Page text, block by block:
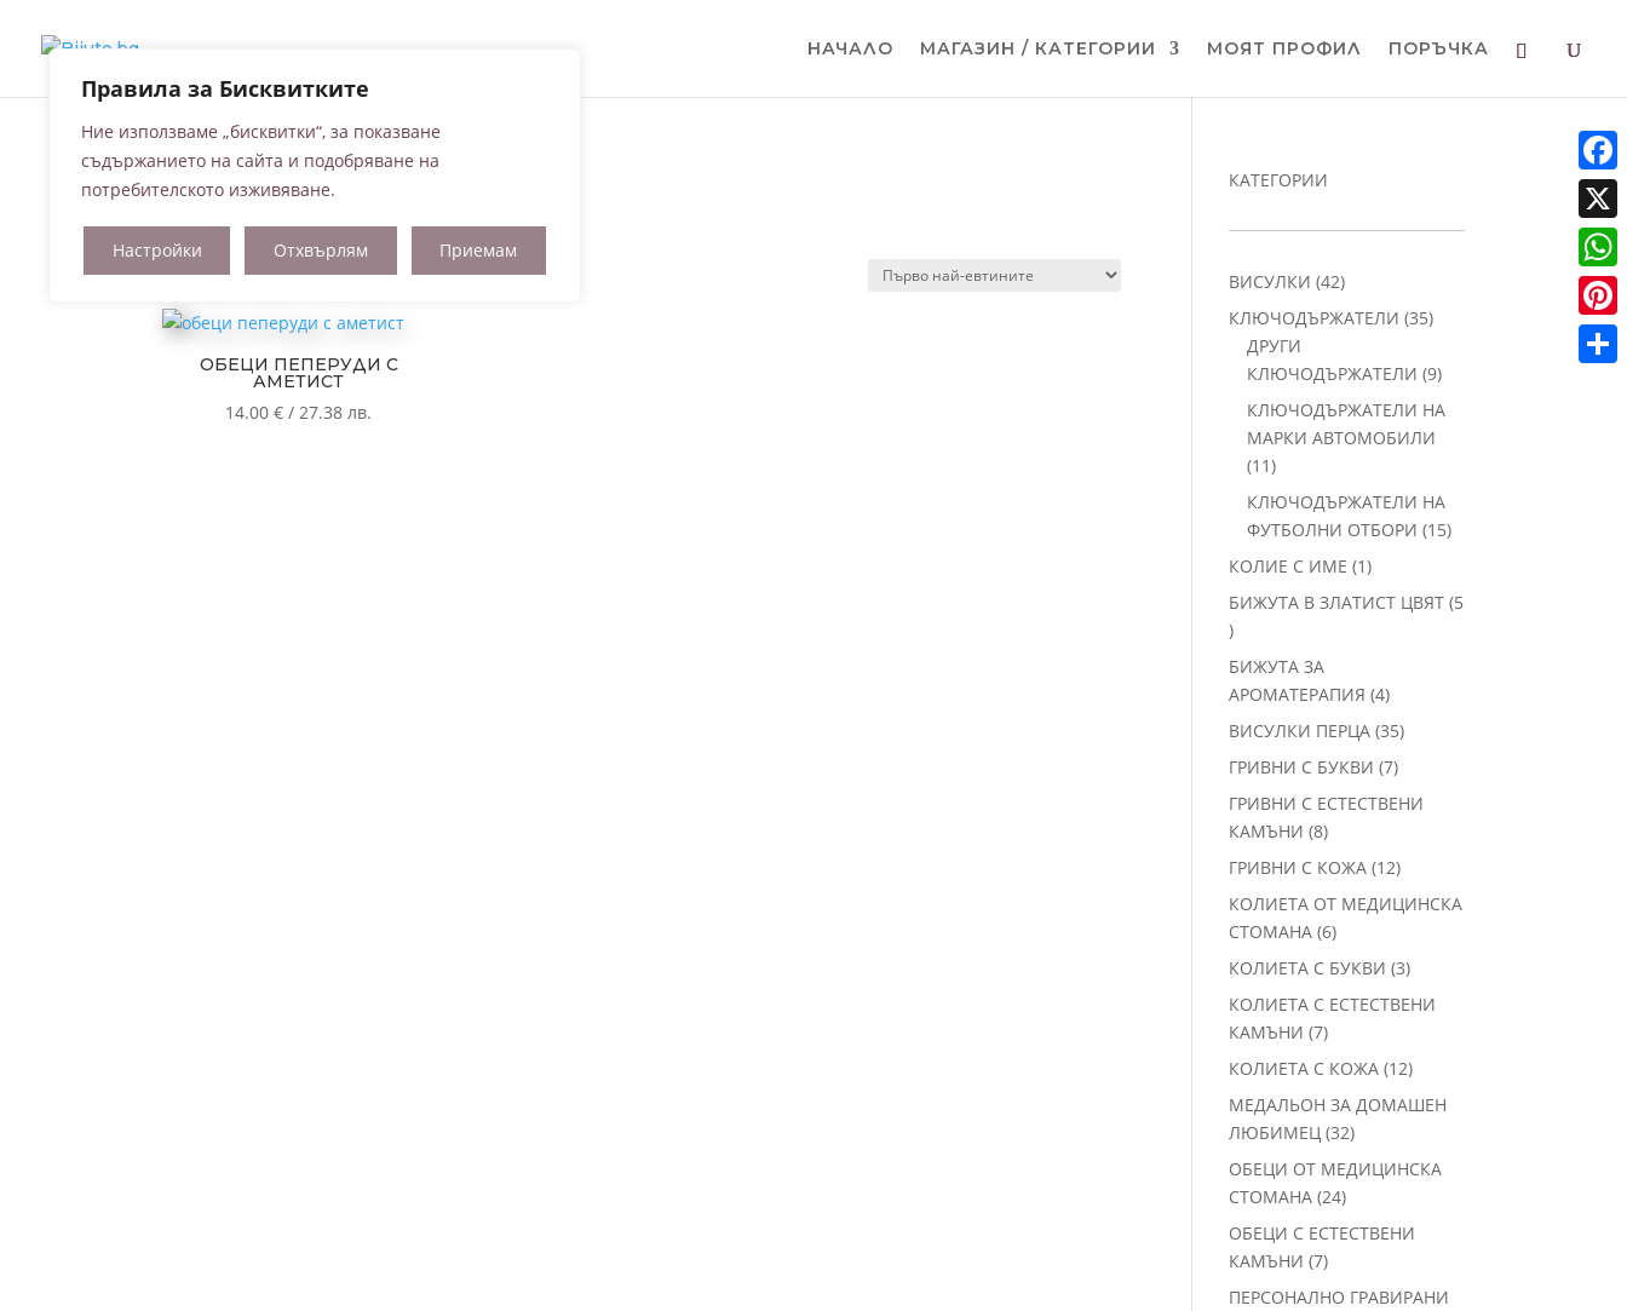
Правила за Бисквитките
Ние използваме „бисквитки“, за показване
съдържанието на сайта и подобряване на
потребителското изживяване.
Настройки Отхвърлям Приемам
НАЧАЛО МАГАЗИН / КАТЕГОРИИ МОЯТ ПРОФИЛ ПОРЪЧКА
обеци с аметист
Показване на единствения резултат
ОБЕЦИ ПЕПЕРУДИ С
АМЕТИСТ
14.00€ /27.38лв.
КАТЕГОРИИ
ВИСУЛКИ 4242
продукта
КЛЮЧОДЪРЖАТЕЛИ 3535
ДРУГИ
КЛЮЧОДЪРЖАТЕЛИ 99
продукта
КЛЮЧОДЪРЖАТЕЛИ НА
МАРКИ АВТОМОБИЛИ
1111
продукта
КЛЮЧОДЪРЖАТЕЛИ НА
ФУТБОЛНИ ОТБОРИ 1515
КОЛИЕ С ИМЕ 11
продукт
БИЖУТА В ЗЛАТИСТ ЦВЯТ 5
5
продукта
БИЖУТА ЗА
АРОМАТЕРАПИЯ 44
продукта
ВИСУЛКИ ПЕРЦА 3535
ГРИВНИ С БУКВИ 77
продукта
ГРИВНИ С ЕСТЕСТВЕНИ
КАМЪНИ 88
продукта
ГРИВНИ С КОЖА 1212
продукта
КОЛИЕТА ОТ МЕДИЦИНСКА
СТОМАНА 66
продукта
КОЛИЕТА С БУКВИ 33
продукта
КОЛИЕТА С ЕСТЕСТВЕНИ
КАМЪНИ 77
продукта
КОЛИЕТА С КОЖА 1212
продукта
МЕДАЛЬОН ЗА ДОМАШЕН
ЛЮБИМЕЦ 3232
продукта
ОБЕЦИ ОТ МЕДИЦИНСКА
СТОМАНА 2424
продукта
ОБЕЦИ С ЕСТЕСТВЕНИ
КАМЪНИ 77
продукта
ПЕРСОНАЛНО ГРАВИРАНИ
X